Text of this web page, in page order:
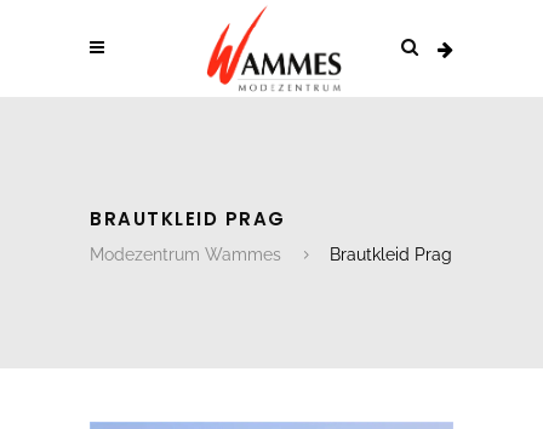
BRAUTKLEID PRAG
Modezentrum Wammes Brautkleid Prag